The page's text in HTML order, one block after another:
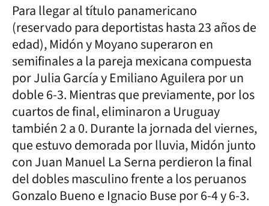
Para llegar al título panamericano
(reservado para deportistas hasta 23 años de
edad), Midón y Moyano superaron en
semifinales a la pareja mexicana compuesta
por Julia García y Emiliano Aguilera por un
doble 6-3. Mientras que previamente, por los
cuartos de final, eliminaron a Uruguay
también 2 a 0. Durante la jornada del viernes,
que estuvo demorada por lluvia, Midón junto
con Juan Manuel La Serna perdieron la final
del dobles masculino frente a los peruanos
Gonzalo Bueno e Ignacio Buse por 6-4 y 6-3.